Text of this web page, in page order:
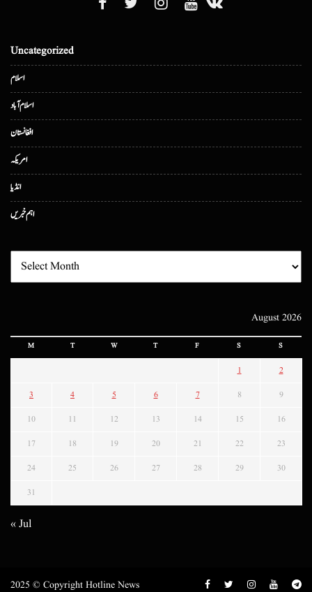
Uncategorized
اسلام
اسلام آباد
افغانستان
امریکہ
انڈیا
اہم خبریں
August 2026
M T W T F S S
1 2
3 4 5 6 7 8 9
10 11 12 13 14 15 16
17 18 19 20 21 22 23
24 25 26 27 28 29 30
31
« Jul
2025 © Copyright Hotline News